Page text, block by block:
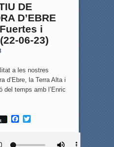
DE
D’EBRE
i
06-23)
a les nostres
d’Ebre, la Terra Alta i
del temps amb l’Enric
F
T